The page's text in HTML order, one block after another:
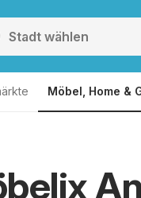
Möbel, Home &